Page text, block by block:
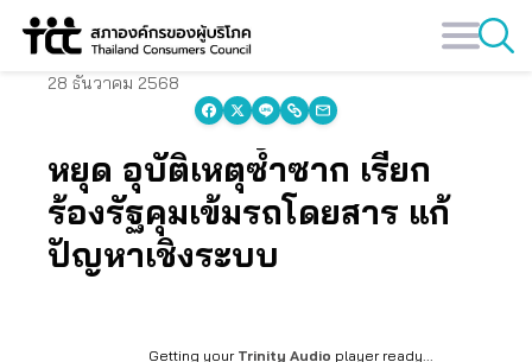
Skip
28 ธันวาคม 2568
หยุด อุบัติเหตุซ้ำซาก เรียก
ร้องรัฐคุมเข้มรถโดยสาร แก้
ปัญหาเชิงระบบ
Getting your Trinity Audio player ready...